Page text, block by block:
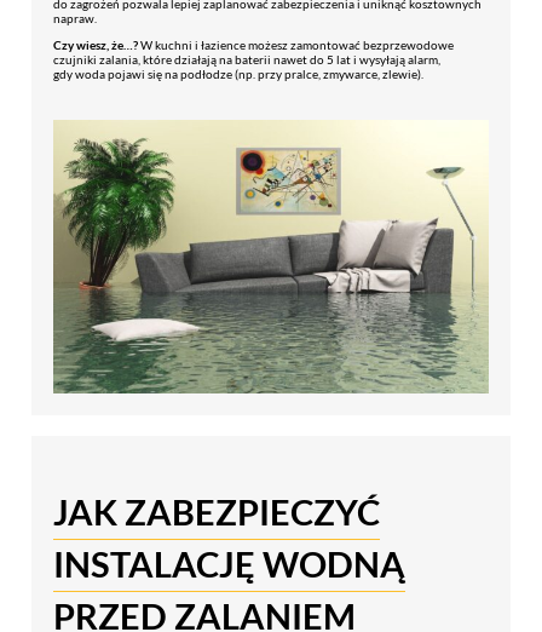
do zagrożeń pozwala lepiej zaplanować zabezpieczenia i uniknąć kosztownych
napraw.
Czy wiesz, że…?W kuchni i łazience możesz zamontować bezprzewodowe
czujniki zalania, które działają na baterii nawet do 5 lat i wysyłają alarm,
gdy woda pojawi się na podłodze (np. przy pralce, zmywarce, zlewie).
JAK ZABEZPIECZYĆ
INSTALACJĘ WODNĄ
PRZED ZALANIEM